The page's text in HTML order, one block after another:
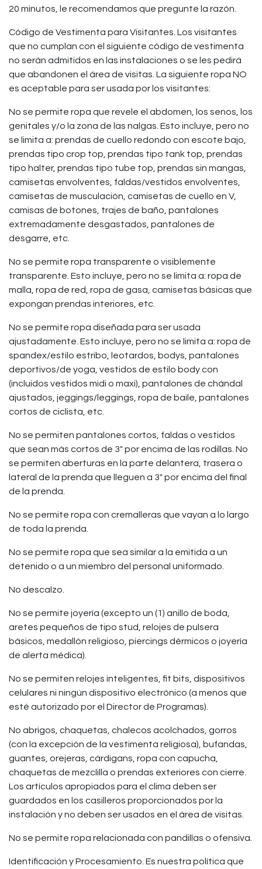
20 minutos, le recomendamos que pregunte la razón.
Código de Vestimenta para Visitantes. Los visitantes
que no cumplan con el siguiente código de vestimenta
no serán admitidos en las instalaciones o se les pedirá
que abandonen el área de visitas. La siguiente ropa NO
es aceptable para ser usada por los visitantes:
No se permite ropa que revele el abdomen, los senos, los
genitales y/o la zona de las nalgas. Esto incluye, pero no
se limita a: prendas de cuello redondo con escote bajo,
prendas tipo crop top, prendas tipo tank top, prendas
tipo halter, prendas tipo tube top, prendas sin mangas,
camisetas envolventes, faldas/vestidos envolventes,
camisetas de musculación, camisetas de cuello en V,
camisas de botones, trajes de baño, pantalones
extremadamente desgastados, pantalones de
desgarre, etc.
No se permite ropa transparente o visiblemente
transparente. Esto incluye, pero no se limita a: ropa de
malla, ropa de red, ropa de gasa, camisetas básicas que
expongan prendas interiores, etc.
No se permite ropa diseñada para ser usada
ajustadamente. Esto incluye, pero no se limita a: ropa de
spandex/estilo estribo, leotardos, bodys, pantalones
deportivos/de yoga, vestidos de estilo body con
(incluidos vestidos midi o maxi), pantalones de chándal
ajustados, jeggings/leggings, ropa de baile, pantalones
cortos de ciclista, etc.
No se permiten pantalones cortos, faldas o vestidos
que sean más cortos de 3" por encima de las rodillas. No
se permiten aberturas en la parte delantera, trasera o
lateral de la prenda que lleguen a 3" por encima del final
de la prenda.
No se permite ropa con cremalleras que vayan a lo largo
de toda la prenda.
No se permite ropa que sea similar a la emitida a un
detenido o a un miembro del personal uniformado.
No descalzo.
No se permite joyería (excepto un (1) anillo de boda,
aretes pequeños de tipo stud, relojes de pulsera
básicos, medallón religioso, piercings dérmicos o joyería
de alerta médica).
No se permiten relojes inteligentes, fit bits, dispositivos
celulares ni ningún dispositivo electrónico (a menos que
esté autorizado por el Director de Programas).
No abrigos, chaquetas, chalecos acolchados, gorros
(con la excepción de la vestimenta religiosa), bufandas,
guantes, orejeras, cárdigans, ropa con capucha,
chaquetas de mezclilla o prendas exteriores con cierre.
Los artículos apropiados para el clima deben ser
guardados en los casilleros proporcionados por la
instalación y no deben ser usados en el área de visitas.
No se permite ropa relacionada con pandillas o ofensiva.
Identificación y Procesamiento. Es nuestra política que